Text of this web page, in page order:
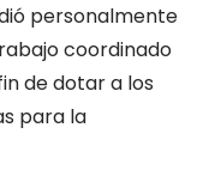
personalmente
coordinado
de dotar a los
para la